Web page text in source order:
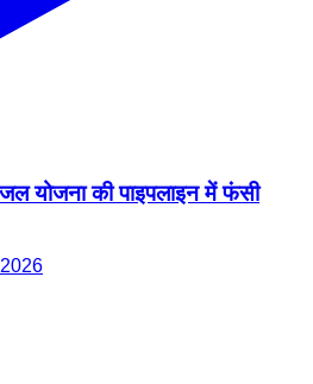
जल योजना की पाइपलाइन में फंसी